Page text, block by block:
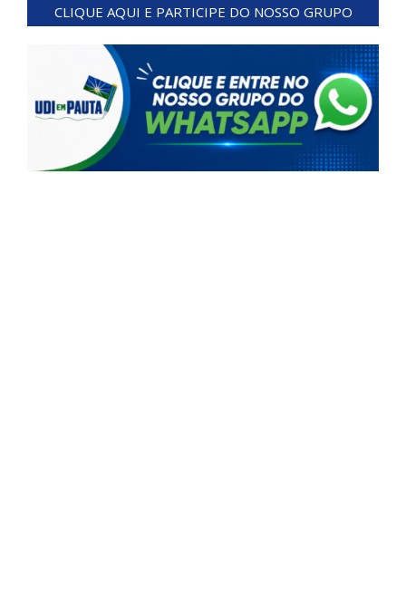
CLIQUE AQUI E PARTICIPE DO NOSSO GRUPO